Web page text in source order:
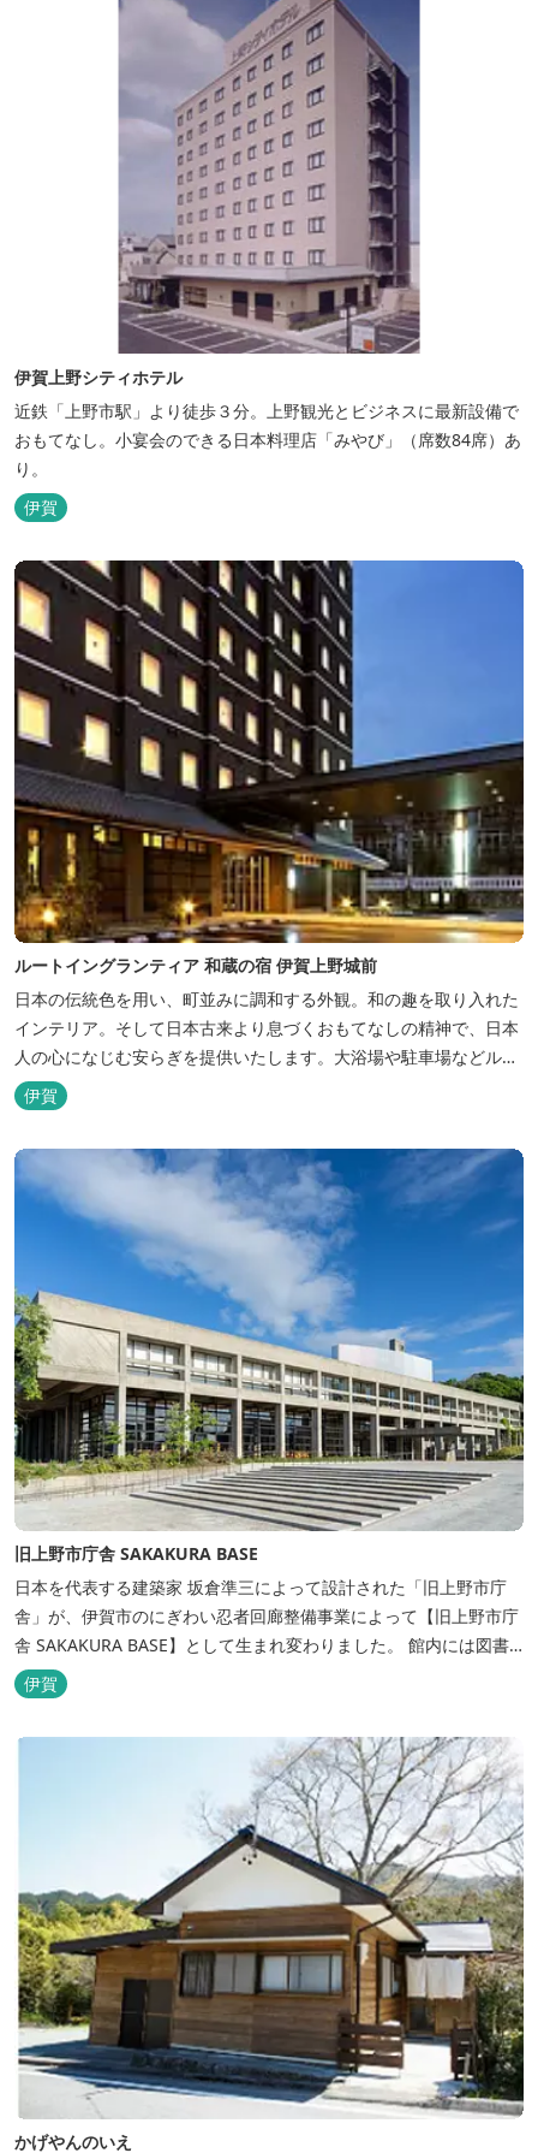
伊賀上野シティホテル
近鉄「上野市駅」より徒歩３分。上野観光とビジネスに最新設備で
おもてなし。小宴会のできる日本料理店「みやび」（席数84席）あ
り。
伊賀
ルートイングランティア 和蔵の宿 伊賀上野城前
日本の伝統色を用い、町並みに調和する外観。和の趣を取り入れた
インテリア。そして日本古来より息づくおもてなしの精神で、日本
人の心になじむ安らぎを提供いたします。大浴場や駐車場などルー
トインホテルズの機能性や利便性はそのままに、穏やかな和のニュ
アンスを湛えた空間は、ビジネスにも観光にも、幅広くお役立てい
伊賀
旧上野市庁舎 SAKAKURA BASE
日本を代表する建築家 坂倉準三によって設計された「旧上野市庁
舎」が、伊賀市のにぎわい忍者回廊整備事業によって【旧上野市庁
舎 SAKAKURA BASE】として生まれ変わりました。 館内には図書
館やホテル、カフェがあるほか、観光案内所「伊賀市観光インフォ
メーションセンター」や伊賀の逸品を取り揃えた「伊賀百貨
Souvenir Shop」も併殺されています。
伊賀
かげやんのいえ